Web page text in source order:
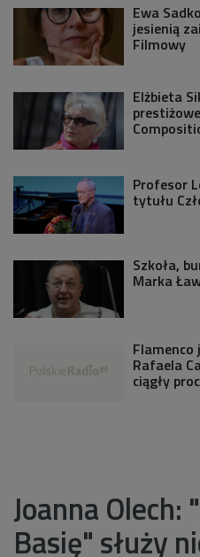
Ewa
jesienią
Filmowy
Elżbieta
Profesor
tytułu
Szkoła,
Marka
Rafaela
ciągły
Joanna
Basię" służy